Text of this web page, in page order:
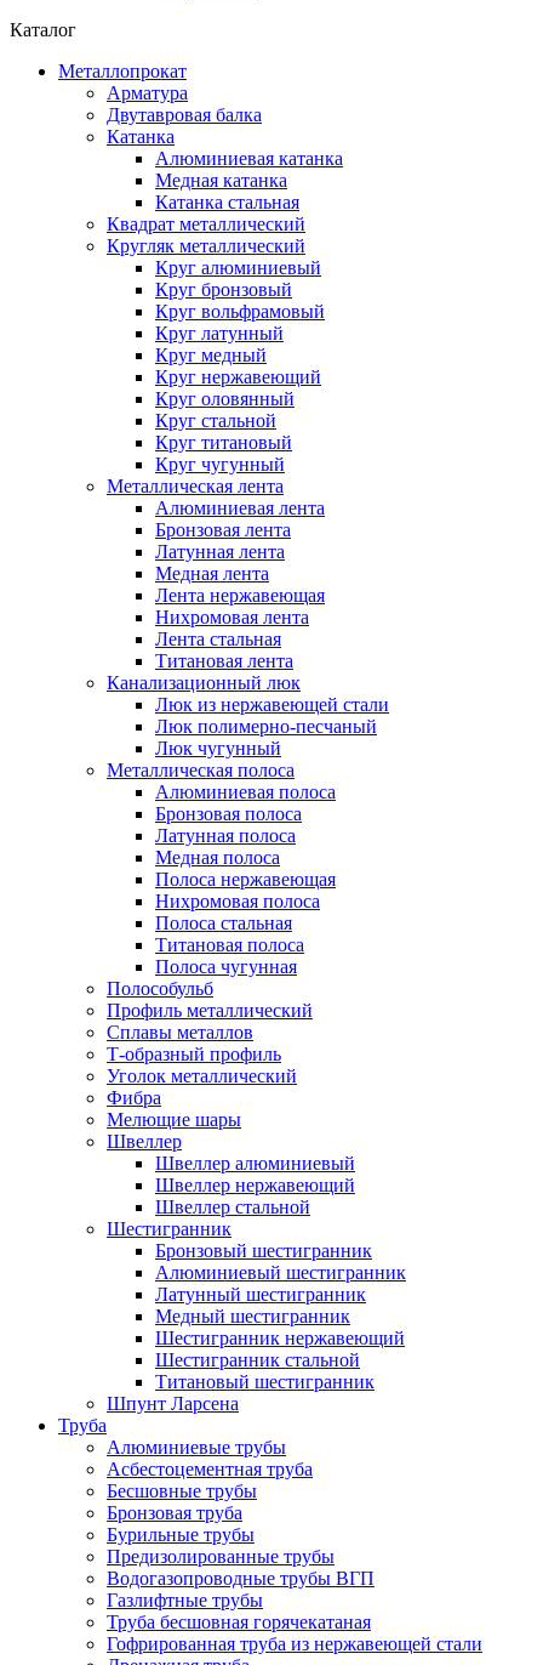
Каталог
Металлопрокат
Арматура
Двутавровая балка
Катанка
Алюминиевая катанка
Медная катанка
Катанка стальная
Квадрат металлический
Кругляк металлический
Круг алюминиевый
Круг бронзовый
Круг вольфрамовый
Круг латунный
Круг медный
Круг нержавеющий
Круг оловянный
Круг стальной
Круг титановый
Круг чугунный
Металлическая лента
Алюминиевая лента
Бронзовая лента
Латунная лента
Медная лента
Лента нержавеющая
Нихромовая лента
Лента стальная
Титановая лента
Канализационный люк
Люк из нержавеющей стали
Люк полимерно-песчаный
Люк чугунный
Металлическая полоса
Алюминиевая полоса
Бронзовая полоса
Латунная полоса
Медная полоса
Полоса нержавеющая
Нихромовая полоса
Полоса стальная
Титановая полоса
Полоса чугунная
Полособульб
Профиль металлический
Сплавы металлов
Т-образный профиль
Уголок металлический
Фибра
Мелющие шары
Швеллер
Швеллер алюминиевый
Швеллер нержавеющий
Швеллер стальной
Шестигранник
Бронзовый шестигранник
Алюминиевый шестигранник
Латунный шестигранник
Медный шестигранник
Шестигранник нержавеющий
Шестигранник стальной
Титановый шестигранник
Шпунт Ларсена
Труба
Алюминиевые трубы
Асбестоцементная труба
Бесшовные трубы
Бронзовая труба
Бурильные трубы
Предизолированные трубы
Водогазопроводные трубы ВГП
Газлифтные трубы
Труба бесшовная горячекатаная
Гофрированная труба из нержавеющей стали